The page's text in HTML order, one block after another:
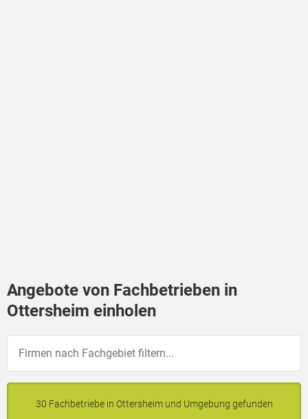
Angebote von Fachbetrieben in
Ottersheim einholen
30 Fachbetriebe in Ottersheim und Umgebung gefunden